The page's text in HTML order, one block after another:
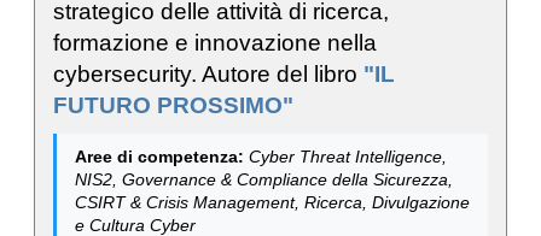
strategico delle attività di ricerca,
formazione e innovazione nella
cybersecurity. Autore del libro "IL
FUTURO PROSSIMO"
Aree di competenza: Cyber Threat Intelligence,
NIS2, Governance & Compliance della Sicurezza,
CSIRT & Crisis Management, Ricerca, Divulgazione
e Cultura Cyber